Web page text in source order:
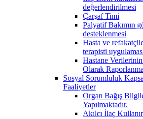
değerlendirilmesi
Çarşaf Timi
Palyatif Bakımın
desteklenmesi
Hasta ve
terapisti
Hastane
Olarak
Sosyal Sorumluluk
Faaliyetler
Organ Bağış
Yapılmaktadır.
Akılcı İlaç